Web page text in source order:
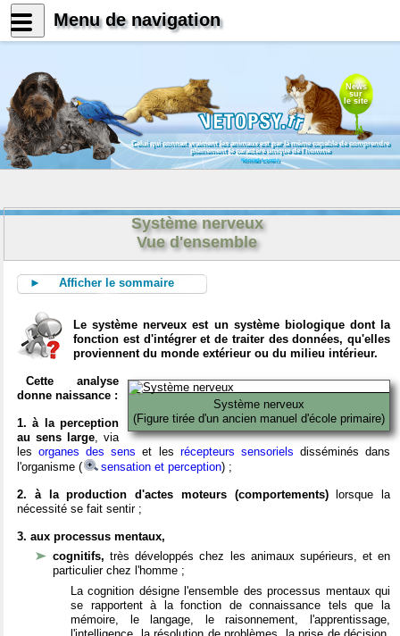
News
sur
le site
Celui qui connait vraiment les animaux est par là même capable de comprendre
pleinement le caractère unique de l'homme
Konrad Lorenz
Système nerveux
Vue d'ensemble
► Afficher le sommaire
Le système nerveux est un système biologique dont la
fonction est d'intégrer et de traiter des données, qu'elles
proviennent du monde extérieur ou du milieu intérieur.
Système nerveux
(Figure tirée d'un ancien manuel d'école primaire)
Cette analyse
donne naissance :
1. à la perception
au sens large, via
lesorganes des sens et les récepteurs sensoriels disséminés dans
l'organisme (
sensation et perception) ;
2. à la production d'actes moteurs (comportements)lorsque la
nécessité se fait sentir ;
3. aux processus mentaux,
cognitifs,très développés chez les animaux supérieurs, et en
particulier chez l'homme ;
La cognition désigne l'ensemble des processus mentaux qui
se rapportent à la fonction de connaissance tels que la
mémoire, le langage, le raisonnement, l'apprentissage,
Menu de navigation